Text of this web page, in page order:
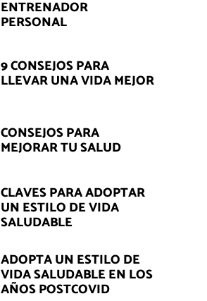
ENTRENADOR
PERSONAL
9 CONSEJOS PARA
LLEVAR UNA VIDA MEJOR
CONSEJOS PARA
MEJORAR TU SALUD
CLAVES PARA ADOPTAR
UN ESTILO DE VIDA
SALUDABLE
ADOPTA UN ESTILO DE
VIDA SALUDABLE EN LOS
AÑOS POSTCOVID